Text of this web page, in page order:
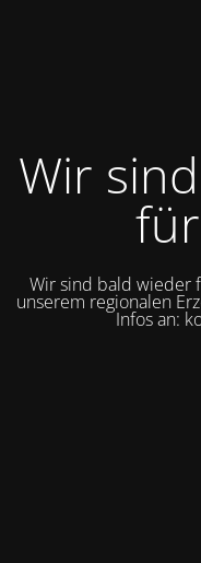
Wir
Wir sind bald wieder
unserem regionalen
Infos an: